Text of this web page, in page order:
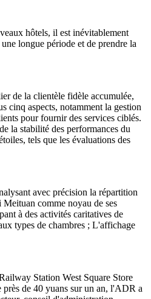
hôtels, il est inévitablement
longue période et de prendre la
de la clientèle fidèle accumulée,
cinq aspects, notamment la gestion
pour fournir des services ciblés.
la stabilité des performances du
tels que les évaluations des
avec précision la répartition
comme noyau de ses
à des activités caritatives de
types de chambres ; L'affichage
Station West Square Store
près de 40 yuans sur un an, l'ADR a